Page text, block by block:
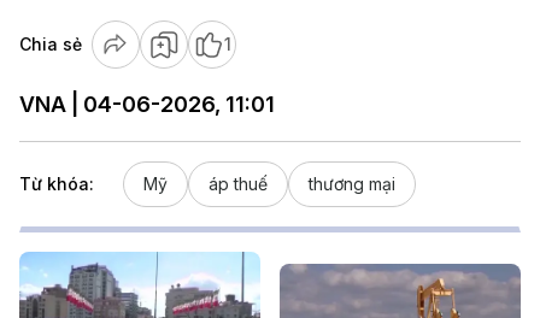
Chia sẻ 1
VNA | 04-06-2026, 11:01
Từ khóa: Mỹ áp thuế thương mại